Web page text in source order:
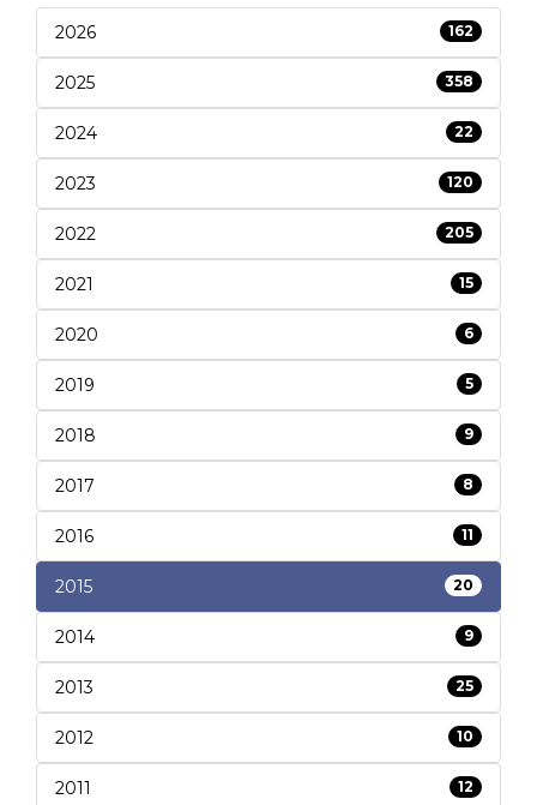
2026 162
2025 358
2024 22
2023 120
2022 205
2021 15
2020 6
2019 5
2018 9
2017 8
2016 11
2015 20
2014 9
2013 25
2012 10
2011 12